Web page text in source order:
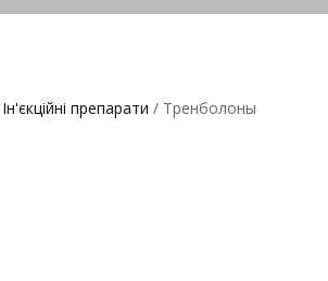
Ін'єкційні препарати / Тренболоны